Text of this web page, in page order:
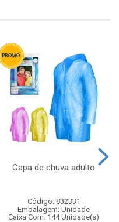
Capa de chuva adulto
Código: 832331
Embalagem: Unidade
Caixa Com: 144 Unidade(s)